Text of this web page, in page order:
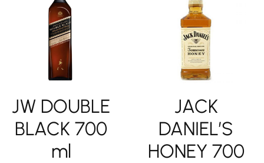
JW DOUBLE
BLACK 700
ml
JACK
DANIEL’S
HONEY 700